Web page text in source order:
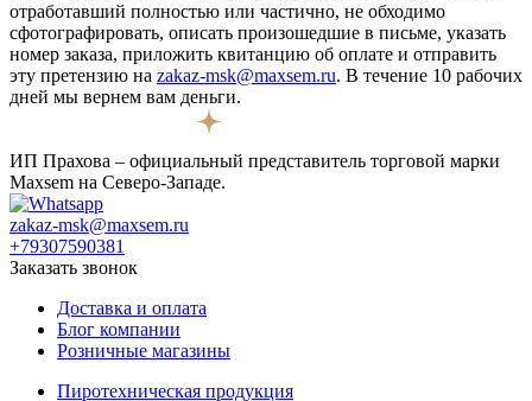
отработавший полностью или частично, не обходимо
сфотографировать, описать произошедшие в письме, указать
номер заказа, приложить квитанцию об оплате и отправить
эту претензию на zakaz-msk@maxsem.ru. В течение 10 рабочих
дней мы вернем вам деньги.
ИП Прахова – официальный представитель торговой марки
Maxsem на Северо-Западе.
zakaz-msk@maxsem.ru
+79307590381
Заказать звонок
Доставка и оплата
Блог компании
Розничные магазины
Пиротехническая продукция